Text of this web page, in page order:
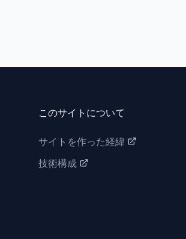
このサイトについて
サイトを作った経緯
技術構成